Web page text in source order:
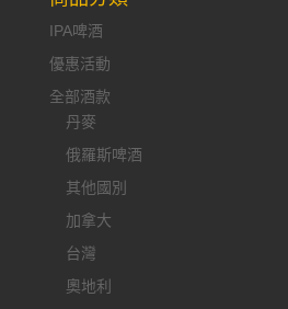
IPA啤酒
優惠活動
全部酒款
丹麥
俄羅斯啤酒
其他國別
加拿大
台灣
奧地利